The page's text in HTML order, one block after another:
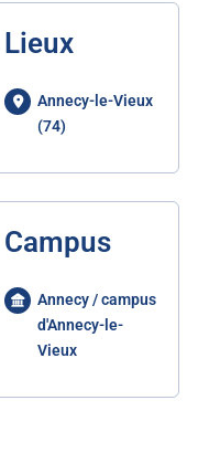
Lieux
Annecy-le-Vieux
(74)
Campus
Annecy / campus
d'Annecy-le-
Vieux